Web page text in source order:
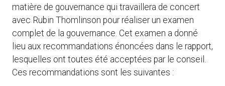
matière de gouvernance qui travaillera de concert
avec Rubin Thomlinson pour réaliser un examen
complet de la gouvernance. Cet examen a donné
lieu aux recommandations énoncées dans le rapport,
lesquelles ont toutes été acceptées par le conseil.
Ces recommandations sont les suivantes :